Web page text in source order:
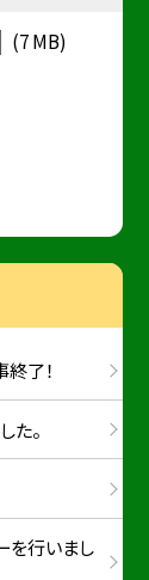
(7 MB)
了！
た。
を行いまし